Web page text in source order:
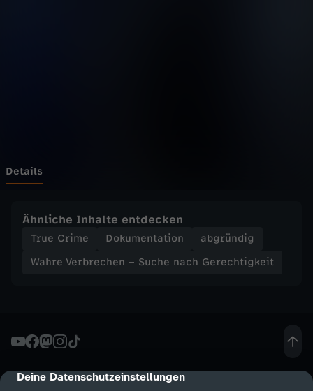
cmp-dialog-description
Deine Datenschutzeinstellungen
h
n
u
c
Details
Ähnliche Inhalte entdecken
True Crime Dokumentation
abgründig
Wahre Verbrechen – Suche nach Gerechtigkeit